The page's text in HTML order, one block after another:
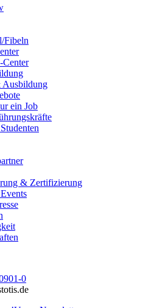
Fibeln
Ausbildung
ein Job
& Zertifizierung
0